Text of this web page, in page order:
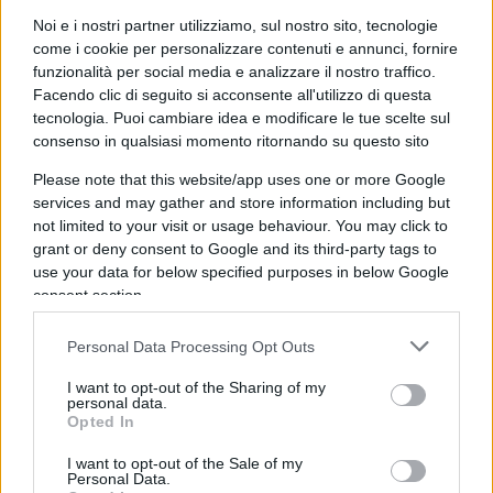
Noi e i nostri partner utilizziamo, sul nostro sito, tecnologie
come i cookie per personalizzare contenuti e annunci, fornire
funzionalità per social media e analizzare il nostro traffico.
Facendo clic di seguito si acconsente all'utilizzo di questa
tecnologia. Puoi cambiare idea e modificare le tue scelte sul
consenso in qualsiasi momento ritornando su questo sito
Please note that this website/app uses one or more Google
services and may gather and store information including but
not limited to your visit or usage behaviour. You may click to
grant or deny consent to Google and its third-party tags to
use your data for below specified purposes in below Google
consent section.
Personal Data Processing Opt Outs
I want to opt-out of the Sharing of my
personal data.
Opted In
I want to opt-out of the Sale of my
Personal Data.
Rispondi VIsualizza le risposte(1)
Tullio
3 Giugno 2026, 13:51 13:51
Travaglio ha partorito un’altra deiezione, chissà se il
maestrino darà una nuova lezione dall’alto del suo scranno
durante il programma su nove tv coadiuvato dal dentone
con scanzifatiche.
Luigi
3 Giugno 2026, 13:49 13:49
Che la Dott.sa Minetti chieda un mega risarcimento
economico che a quel sinistro stellato gli sta bene